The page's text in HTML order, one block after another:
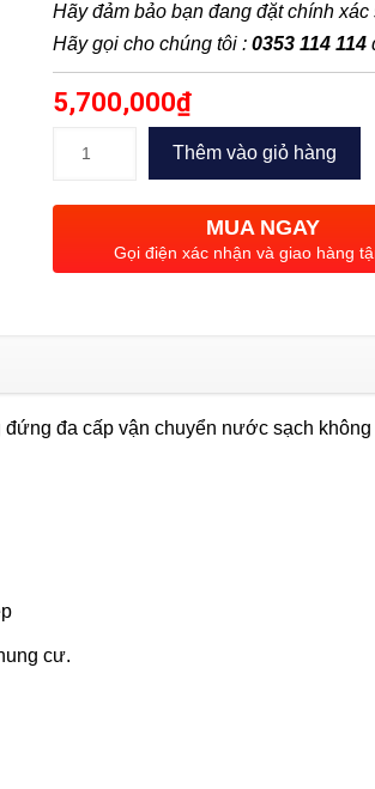
Hãy đảm bảo bạn đang đặt chính xác
Hãy gọi cho chúng tôi :0353 114 114
5,700,000₫
đứng
cấp
(2.2KW)
số
Thêm vào giỏ hàng
MUA NGAY
Gọi điện xác nhận và giao hàng
đa cấp vận chuyển nước sạch
cư.